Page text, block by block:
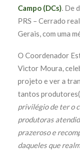
Campo (DCs). De
PRS – Cerrado
Gerais, com uma
O Coordenador
Victor Moura,
projeto e ver a
tantos
privilégio de ter o
produtoras
prazeroso e
daqueles que